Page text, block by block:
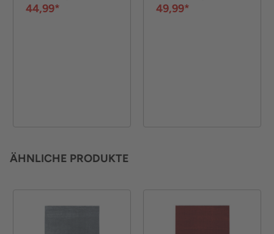
44,99*
49,99*
ÄHNLICHE PRODUKTE